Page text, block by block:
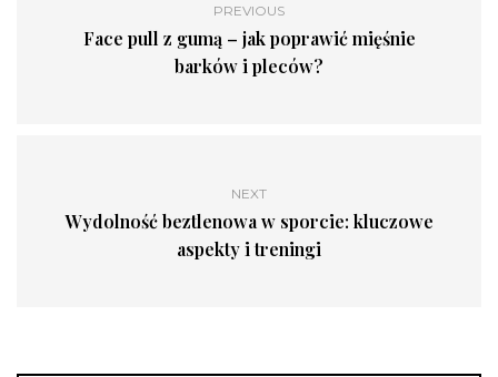
PREVIOUS
Face pull z gumą – jak poprawić mięśnie
barków i pleców?
NEXT
Wydolność beztlenowa w sporcie: kluczowe
aspekty i treningi